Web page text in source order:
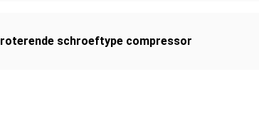
roterende schroeftype compressor